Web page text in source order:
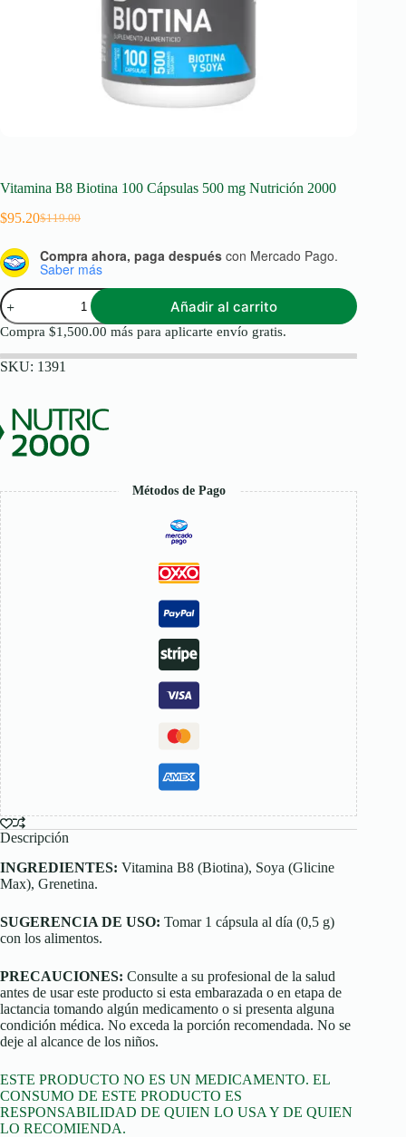
Vitamina B8 Biotina 100 Cápsulas 500 mg Nutrición 2000
$119.00
Original
was:
$119.00.
$95.20Current
is:
$95.20.
Compra ahora, paga después con Mercado Pago.
Saber más
Vitamina
B8
Biotina
100
Cápsulas
500
2000
cantidad
Añadir al carrito
Compra $1,500.00 más para aplicarte envío gratis.
SKU: 1391
Métodos de Pago
Descripción
INGREDIENTES: Vitamina B8 (Biotina), Soya (Glicine
Max), Grenetina.
SUGERENCIA DE USO: Tomar 1 cápsula al día (0,5 g)
con los alimentos.
PRECAUCIONES: Consulte a su profesional de la salud
antes de usar este producto si esta embarazada o en etapa de
lactancia tomando algún medicamento o si presenta alguna
condición médica. No exceda la porción recomendada. No se
deje al alcance de los niños.
ESTE PRODUCTO NO ES UN MEDICAMENTO. EL
CONSUMO DE ESTE PRODUCTO ES
RESPONSABILIDAD DE QUIEN LO USA Y DE QUIEN
LO RECOMIENDA.